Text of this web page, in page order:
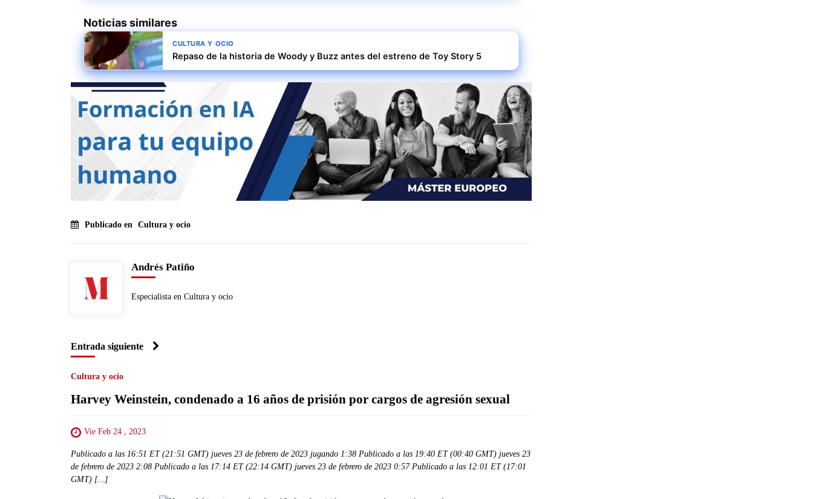
Noticias similares
CULTURA Y OCIO
Repaso de la historia de Woody y Buzz antes del estreno de Toy Story 5
Publicado en Cultura y ocio
Andrés Patiño
Especialista en Cultura y ocio
Entrada siguiente
Cultura y ocio
Harvey Weinstein, condenado a 16 años de prisión por cargos de agresión sexual
Vie Feb 24 , 2023
Publicado a las 16:51 ET (21:51 GMT) jueves 23 de febrero de 2023 jugando 1:38 Publicado a las 19:40 ET (00:40 GMT) jueves 23
de febrero de 2023 2:08 Publicado a las 17:14 ET (22:14 GMT) jueves 23 de febrero de 2023 0:57 Publicado a las 12:01 ET (17:01
GMT) […]